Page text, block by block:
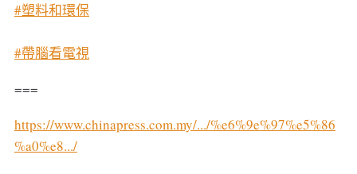
#塑料和環保
#帶腦看電視
===
https://www.chinapress.com.my/.../%e6%9e%97%e5%86
%a0%e8.../